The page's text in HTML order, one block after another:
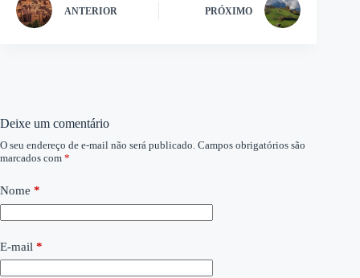
ANTERIOR PRÓXIMO
Deixe um comentário
O seu endereço de e-mail não será publicado. Campos obrigatórios são
marcados com *
Nome *
E-mail *